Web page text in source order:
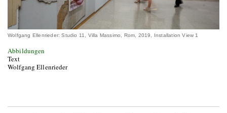
Wolfgang Ellenrieder: Studio 11, Villa Massimo, Rom, 2019, Installation View 1
Abbildungen
Text
Wolfgang Ellenrieder